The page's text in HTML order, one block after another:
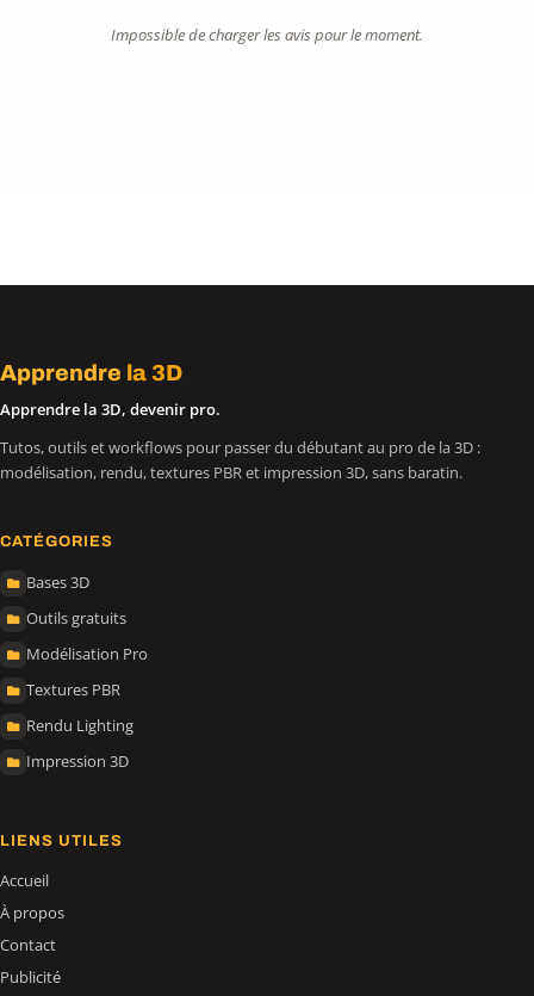
Impossible de charger les avis pour le moment.
Apprendre la 3D
Apprendre la 3D, devenir pro.
Tutos, outils et workflows pour passer du débutant au pro de la 3D :
modélisation, rendu, textures PBR et impression 3D, sans baratin.
CATÉGORIES
Bases 3D
Outils gratuits
Modélisation Pro
Textures PBR
Rendu Lighting
Impression 3D
LIENS UTILES
Accueil
À propos
Contact
Publicité